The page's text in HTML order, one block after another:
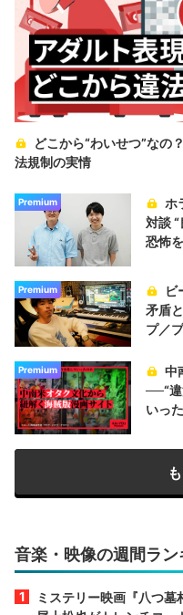
どこから“わいせつ”なの
法規制の実情
Premium
ホ
対談
恐怖
Premium
ビ
矛盾
プ／
Premium
中
──“違
いっ
音楽・映像の週間ラン
ミステリー映画『八つ